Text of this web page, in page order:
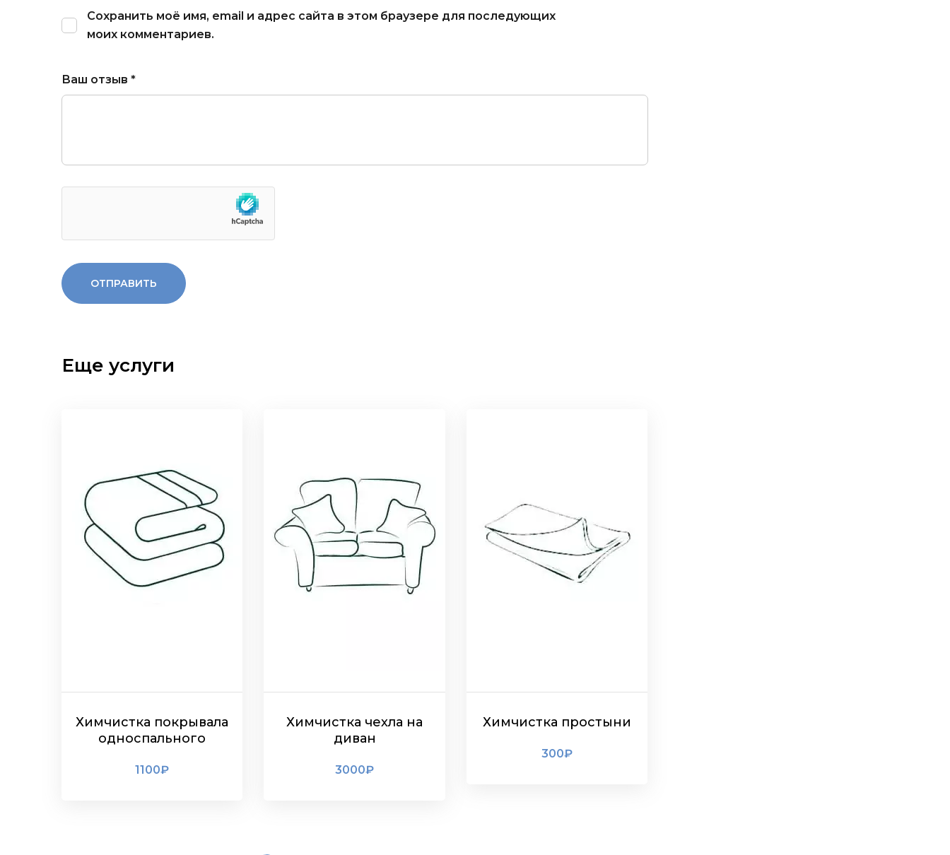
Сохранить моё имя, email и адрес сайта в этом браузере для последующих
моих комментариев.
Ваш отзыв *
Еще услуги
Химчистка покрывала
односпального
1100₽
Химчистка чехла на
диван
3000₽
Химчистка простыни
300₽